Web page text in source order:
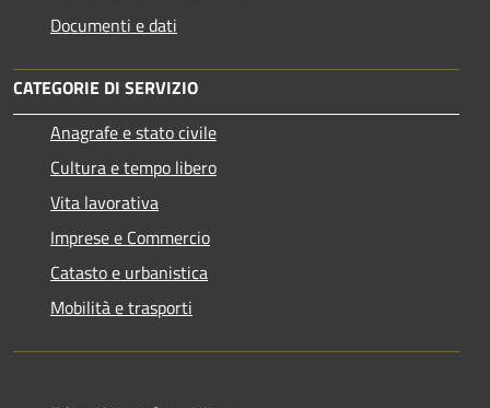
Documenti e dati
CATEGORIE DI SERVIZIO
Anagrafe e stato civile
Cultura e tempo libero
Vita lavorativa
Imprese e Commercio
Catasto e urbanistica
Mobilità e trasporti